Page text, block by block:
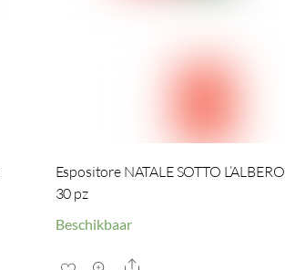
Espositore NATALE SOTTO L’ALBERO,
30 pz
Beschikbaar
Share